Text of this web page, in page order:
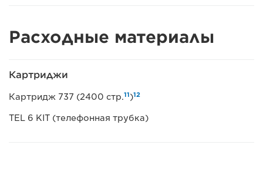
Расходные материалы
Картриджи
Картридж 737 (2400 стр.11)12
TEL 6 KIT (телефонная трубка)